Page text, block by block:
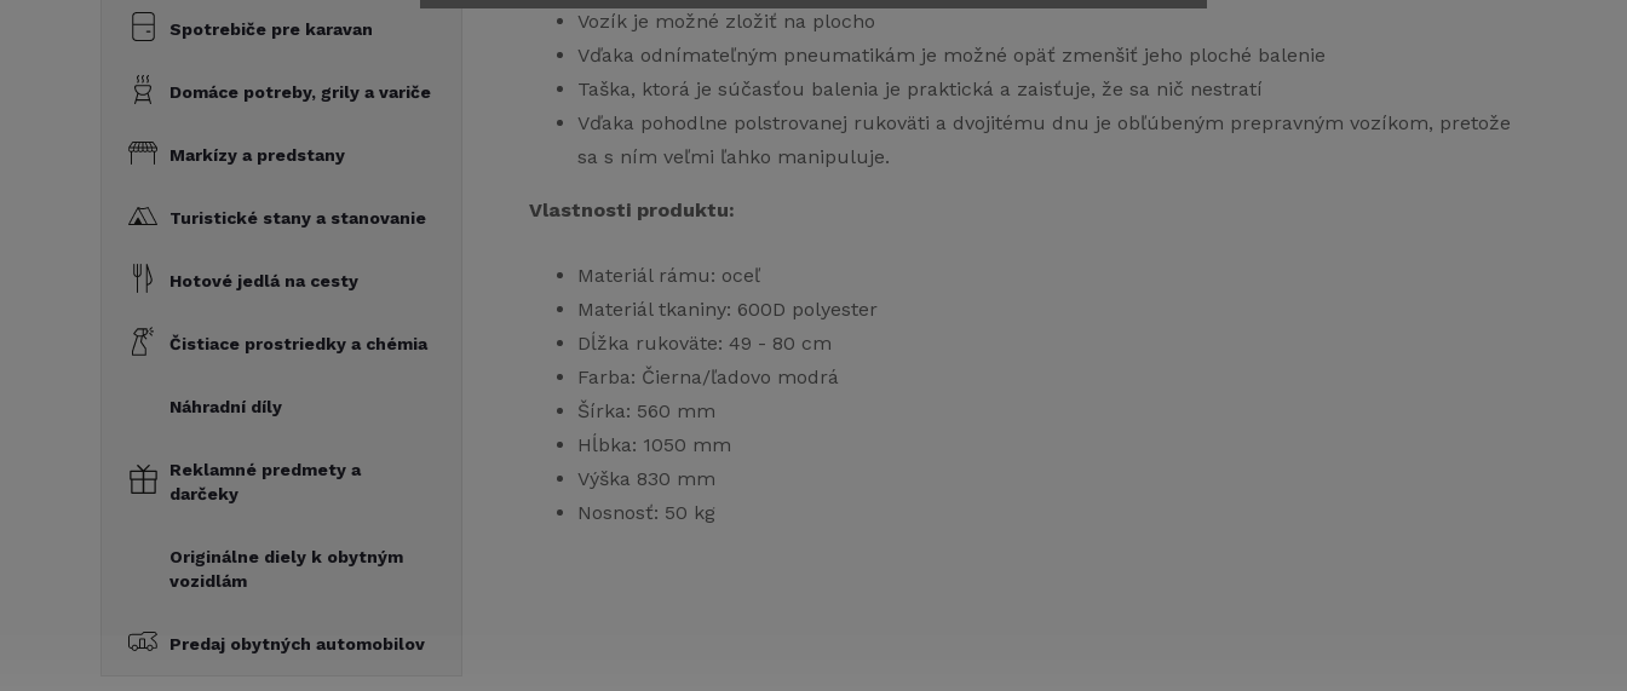
Spotrebiče pre karavan
Domáce potreby, grily a variče
Markízy a predstany
Turistické stany a stanovanie
Hotové jedlá na cesty
Čistiace prostriedky a chémia
Náhradní díly
Reklamné predmety a
darčeky
Originálne diely k obytným
vozidlám
Predaj obytných automobilov
Vozík je možné zložiť na plocho
Vďaka odnímateľným pneumatikám je možné opäť zmenšiť jeho ploché balenie
Taška, ktorá je súčasťou balenia je praktická a zaisťuje, že sa nič nestratí
Vďaka pohodlne polstrovanej rukoväti a dvojitému dnu je obľúbeným prepravným vozíkom, pretože
sa s ním veľmi ľahko manipuluje.
Vlastnosti produktu:
Materiál rámu: oceľ
Materiál tkaniny: 600D polyester
Dĺžka rukoväte: 49 - 80 cm
Farba: Čierna/ľadovo modrá
Šírka: 560 mm
Hĺbka: 1050 mm
Výška 830 mm
Nosnosť: 50 kg